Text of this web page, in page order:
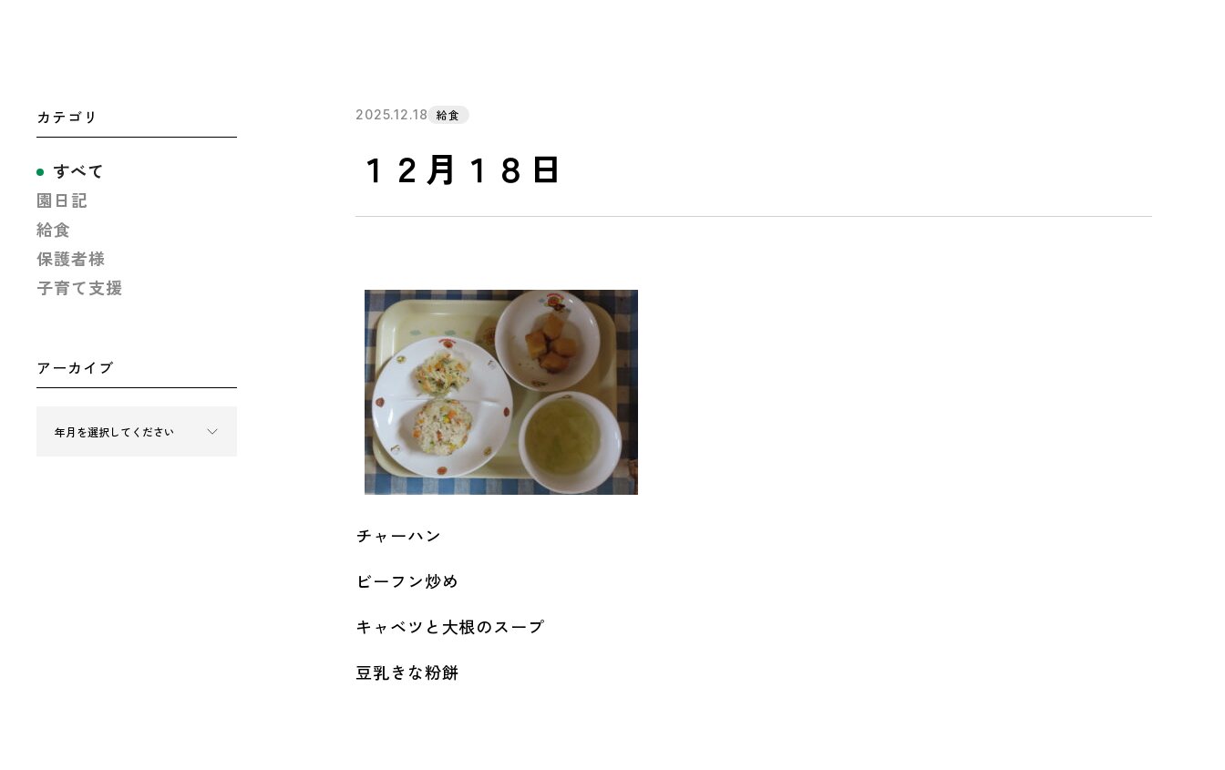
2025.12.18 給食
１２月１８日
チャーハン
ビーフン炒め
キャベツと大根のスープ
豆乳きな粉餅
カテゴリ
すべて
園日記
給食
保護者様
子育て支援
アーカイブ